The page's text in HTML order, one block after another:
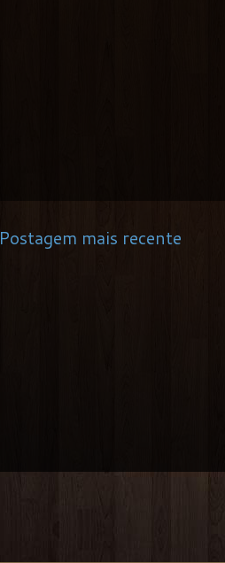
Postagem mais recente